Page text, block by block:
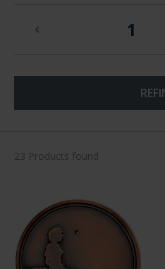
1
23 Products found